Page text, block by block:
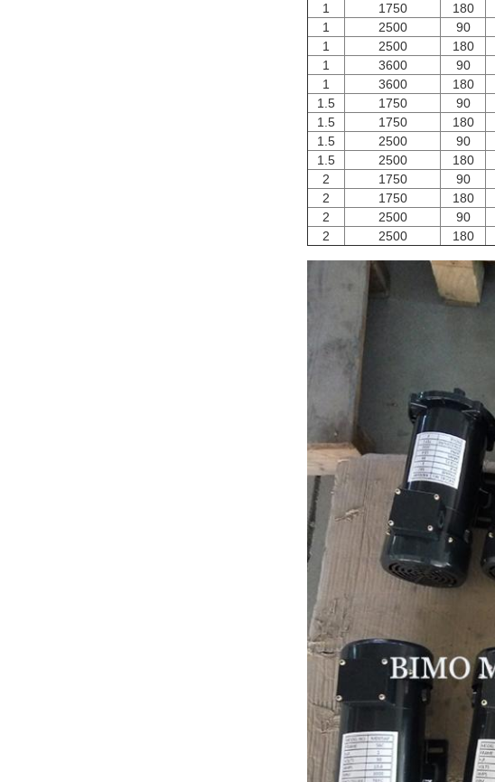
1
1750 180
1
2500 90
1
2500 180
1
3600 90
1
3600 180
1.5
1750 90
1.5
1750 180
1.5
2500 90
1.5
2500 180
2
1750 90
2
1750 180
2
2500 90
2
2500 180